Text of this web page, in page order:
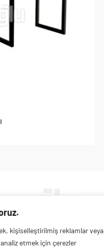
kişiselleştirilmiş reklamlar veya
etmek için çerezler
İSDÖK Berber Koltuğu